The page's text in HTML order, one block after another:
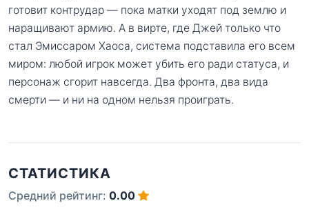
готовит контрудар — пока матки уходят под землю и
наращивают армию. А в вирте, где Джей только что
стал Эмиссаром Хаоса, система подставила его всем
миром: любой игрок может убить его ради статуса, и
персонаж сгорит навсегда. Два фронта, два вида
смерти — и ни на одном нельзя проиграть.
СТАТИСТИКА
Средний рейтинг: 0.00